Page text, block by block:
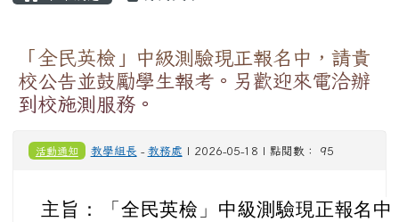
「全民英檢」中級測驗現正報名中，請貴
校公告並鼓勵學生報考。另歡迎來電洽辦
到校施測服務。
活動通知 教學組長 - 教務處 | 2026-05-18 | 點閱數： 95
主旨：
「全民英檢」中級測驗現正報名